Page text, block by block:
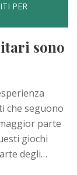
PER
sono
che seguono
parte
giochi
degli